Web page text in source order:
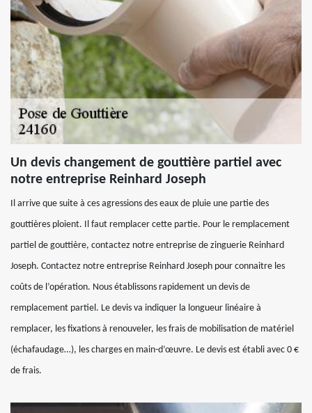
Un devis changement de gouttière partiel avec
notre entreprise Reinhard Joseph
Il arrive que suite à ces agressions des eaux de pluie une partie des
gouttières ploient. Il faut remplacer cette partie. Pour le remplacement
partiel de gouttière, contactez notre entreprise de zinguerie Reinhard
Joseph. Contactez notre entreprise Reinhard Joseph pour connaitre les
coûts de l’opération. Nous établissons rapidement un devis de
remplacement partiel. Le devis va indiquer la longueur linéaire à
remplacer, les fixations à renouveler, les frais de mobilisation de matériel
(échafaudage…), les charges en main-d’œuvre. Le devis est établi avec 0 €
de frais.